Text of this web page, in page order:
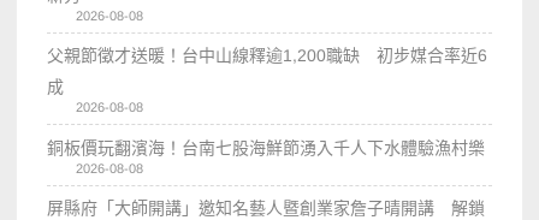
2026-08-08
父親節徵才送暖！台中山線釋逾1,200職缺 初步媒合率近6
成
2026-08-08
銅板價玩翻濱海！台南七股海鮮節湧入千人下水體驗漁村樂
2026-08-08
屏縣府「大師開講」邀知名藝人暨創業家詹子晴開講 解鎖